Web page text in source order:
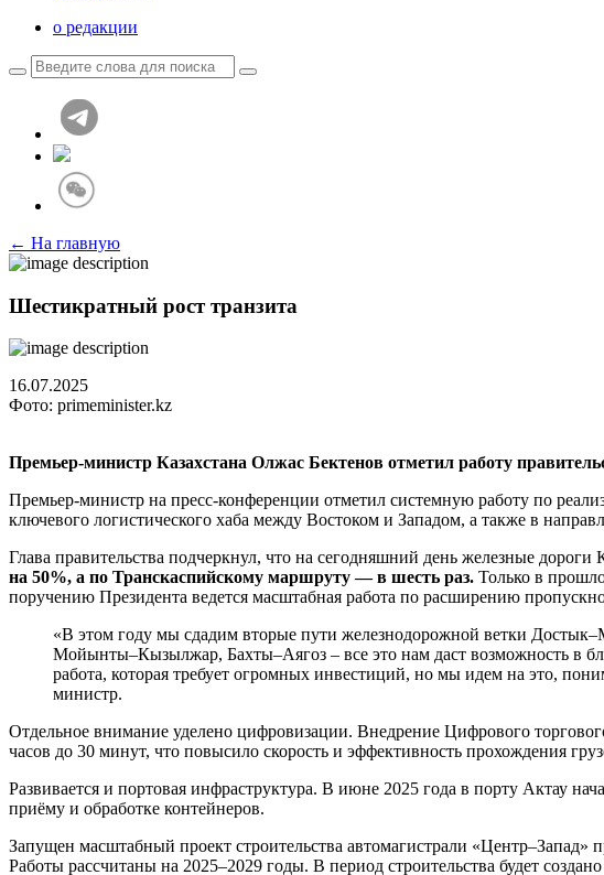
о редакции
← На главную
Шестикратный рост транзита
16.07.2025
Фото: primeminister.kz
Премьер-министр Казахстана Олжас Бектенов отметил работу
Премьер-министр на пресс-конференции отметил системную работу по
ключевого логистического хаба между Востоком и Западом, а также в
Глава правительства подчеркнул, что на сегодняшний день железные
на 50%, а по Транскаспийскому маршруту — в шесть раз. Только в
поручению Президента ведется масштабная работа по расширению
«В этом году мы сдадим вторые пути железнодорожной ветки
Мойынты–Кызылжар, Бахты–Аягоз – все это нам даст возможность в
работа, которая требует огромных инвестиций, но мы идем на это,
министр.
Отдельное внимание уделено цифровизации. Внедрение Цифрового
часов до 30 минут, что повысило скорость и эффективность прохождения
Развивается и портовая инфраструктура. В июне 2025 года в порту Актау
приёму и обработке контейнеров.
Запущен масштабный проект строительства автомагистрали
Работы рассчитаны на 2025–2029 годы. В период строительства будет